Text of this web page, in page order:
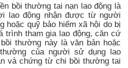
bồi thường tai nạn lao động là
lao động nhận được từ người
hoặc quỹ bảo hiểm xã hội do bị
trình tham gia lao động,căncứ
thường này là văn bản hoặc
của người sử dụng lao
và chứng từ chi bồi thường tai